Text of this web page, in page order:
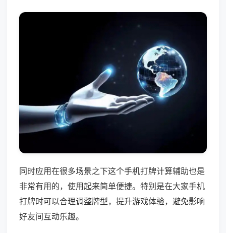
同时应用在很多场景之下这个手机打牌计算辅助也是
非常有用的，使用起来简单便捷。特别是在大家手机
打牌时可以合理调整牌型，提升游戏体验，避免影响
好友间互动乐趣。